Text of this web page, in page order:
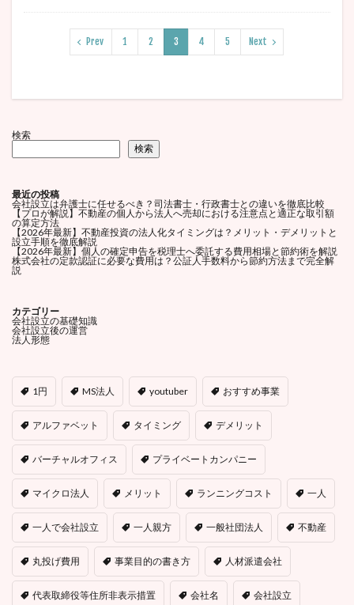
Prev 1 2 3 4 5 Next
検索
検索
最近の投稿
会社設立は弁護士に任せるべき？司法書士・行政書士との違いを徹底比較
【プロが解説】不動産の個人から法人へ売却における注意点と適正な取引額
の算定方法
【2026年最新】不動産投資の法人化タイミングは？メリット・デメリットと
設立手順を徹底解説
【2026年最新】個人の確定申告を税理士へ委託する費用相場と節約術を解説
株式会社の定款認証に必要な費用は？公証人手数料から節約方法まで完全解
説
カテゴリー
会社設立の基礎知識
会社設立後の運営
法人形態
1円 MS法人 youtuber おすすめ事業
アルファベット タイミング デメリット
バーチャルオフィス プライベートカンパニー
マイクロ法人 メリット ランニングコスト 一人
一人で会社設立 一人親方 一般社団法人 不動産
丸投げ費用 事業目的の書き方 人材派遣会社
代表取締役等住所非表示措置 会社名 会社設立